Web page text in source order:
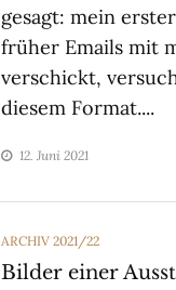
gesagt: mein
früher Emails mit
verschickt,
diesem Format....
12. Juni 2021
CATEGORIES
ARCHIV 2021/22
Bilder einer